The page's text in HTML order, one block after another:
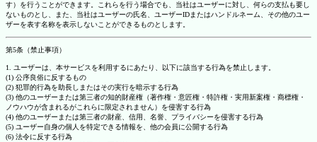
す）を行うことができます。これらを行う場合でも、当社はユーザーに対し、何らの支払も要し
ないものとし、また、当社はユーザーの氏名、ユーザーIDまたはハンドルネーム、その他のユー
ザーを表す名称を表示しないことができるものとします。
第5条（禁止事項）
1. ユーザーは、本サービスを利用するにあたり、以下に該当する行為を禁止します。
(1) 公序良俗に反するもの
(2) 犯罪的行為を助長しまたはその実行を暗示する行為
(3) 他のユーザーまたは第三者の知的財産権（著作権・意匠権・特許権・実用新案権・商標権・
ノウハウが含まれるがこれらに限定されません）を侵害する行為
(4) 他のユーザーまたは第三者の財産、信用、名誉、プライバシーを侵害する行為
(5) ユーザー自身の個人を特定できる情報を、他の会員に公開する行為
(6) 法令に反する行為